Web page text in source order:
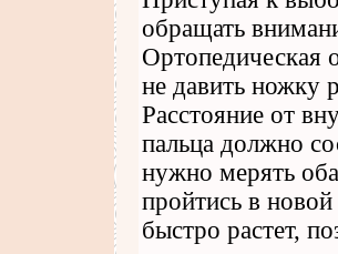
обращать
Ортопедическая
не давить ножку
Расстояние от
пальца должно
нужно мерять
пройтись в
быстро растет,